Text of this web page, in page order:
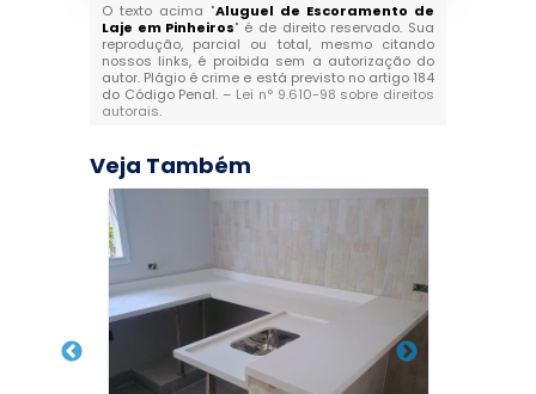
O texto acima "Aluguel de Escoramento de
Laje em Pinheiros" é de direito reservado. Sua
reprodução, parcial ou total, mesmo citando
nossos links, é proibida sem a autorização do
autor. Plágio é crime e está previsto no artigo 184
do Código Penal. – Lei n° 9.610-98 sobre direitos
autorais.
Veja Também